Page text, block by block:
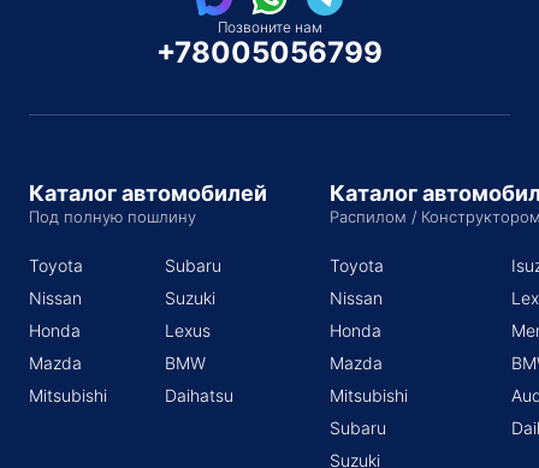
Позвоните нам
+78005056799
Каталог автомобилей
Под полную пошлину
Toyota
Nissan
Honda
Mazda
Mitsubishi
Subaru
Suzuki
Lexus
BMW
Daihatsu
Каталог
Распилом /
Toyota
Nissan
Honda
Mazda
Mitsubishi
Subaru
Suzuki